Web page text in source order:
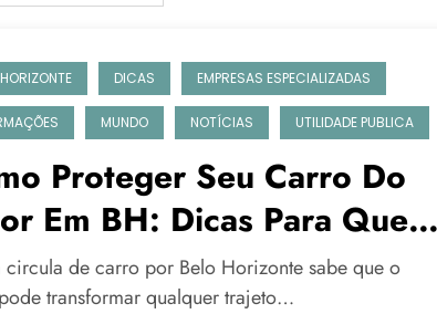
DICAS EMPRESAS ESPECIALIZADAS
MUNDO NOTÍCIAS UTILIDADE PUBLICA
Proteger Seu Carro Do
Em BH: Dicas Para Quem
Pela Pampulha
circula de carro por Belo Horizonte sabe que o
transformar qualquer trajeto…